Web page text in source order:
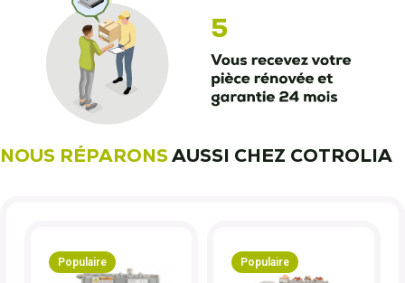
NOUS RÉPARONSAUSSI CHEZ COTROLIA
Populaire Populaire